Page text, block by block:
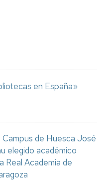
en España»
Campus de Huesca José
elegido académico
Real Academia de